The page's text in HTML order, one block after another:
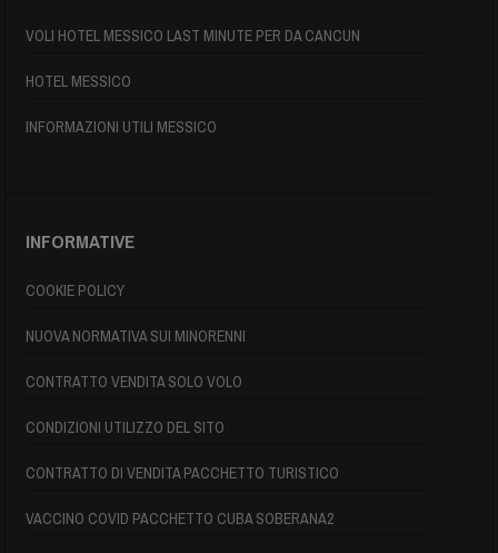
VOLI HOTEL MESSICO LAST MINUTE PER DA CANCUN
HOTEL MESSICO
INFORMAZIONI UTILI MESSICO
INFORMATIVE
COOKIE POLICY
NUOVA NORMATIVA SUI MINORENNI
CONTRATTO VENDITA SOLO VOLO
CONDIZIONI UTILIZZO DEL SITO
CONTRATTO DI VENDITA PACCHETTO TURISTICO
VACCINO COVID PACCHETTO CUBA SOBERANA2